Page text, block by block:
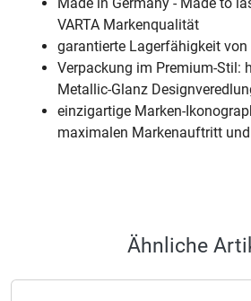
VARTA Markenqualität
garantierte Lagerfähigkeit von
Verpackung im Premium-Stil:
Metallic-Glanz
einzigartige Marken-
maximalen Markenauftritt
Ähnliche